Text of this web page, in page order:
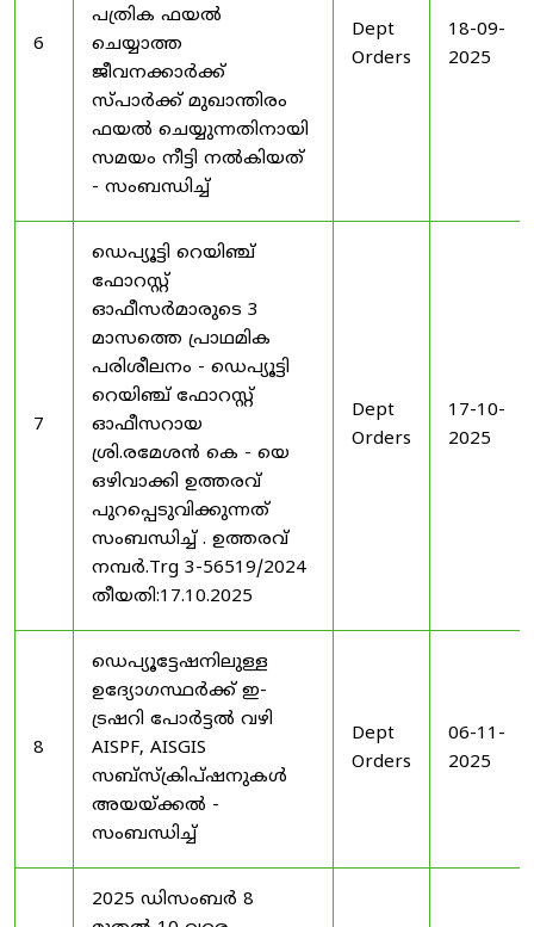
6
പത്രിക ഫയൽ
ചെയ്യാത്ത
ജീവനക്കാർക്ക്
സ്പാർക്ക് മുഖാന്തിരം
ഫയൽ ചെയ്യുന്നതിനായി
സമയം നീട്ടി നൽകിയത്
- സംബന്ധിച്ച്
Dept
Orders
18-09-
2025
7
ഡെപ്യൂട്ടി റെയിഞ്ച്
ഫോറസ്റ്റ്
ഓഫീസർമാരുടെ 3
മാസത്തെ പ്രാഥമിക
പരിശീലനം - ഡെപ്യൂട്ടി
റെയിഞ്ച് ഫോറസ്റ്റ്
ഓഫീസറായ
ശ്രി.രമേശൻ കെ - യെ
ഒഴിവാക്കി ഉത്തരവ്
പുറപ്പെടുവിക്കുന്നത്
സംബന്ധിച്ച് . ഉത്തരവ്
നമ്പർ.Trg 3-56519/2024
തീയതി:17.10.2025
Dept
Orders
17-10-
2025
8
ഡെപ്യൂട്ടേഷനിലുള്ള
ഉദ്യോഗസ്ഥർക്ക് ഇ-
ട്രഷറി പോർട്ടൽ വഴി
AISPF, AISGIS
സബ്‌സ്‌ക്രിപ്‌ഷനുകൾ
അയയ്ക്കൽ -
സംബന്ധിച്ച്
Dept
Orders
06-11-
2025
2025 ഡിസംബർ 8